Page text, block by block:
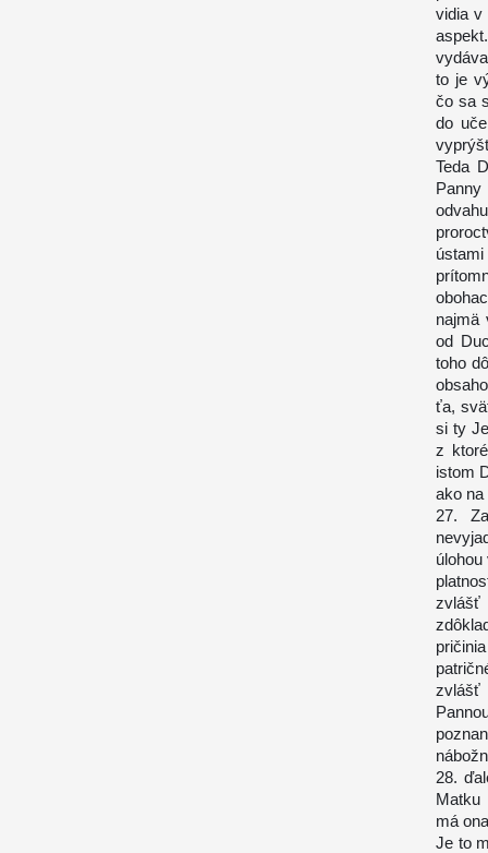
vidia v
to je
čo sa
do
Teda
najmä
od
toho
ťa,
si ty
z
istom
ako na
27.
zvlášť
zvlášť
28.
Matku
má
Je to